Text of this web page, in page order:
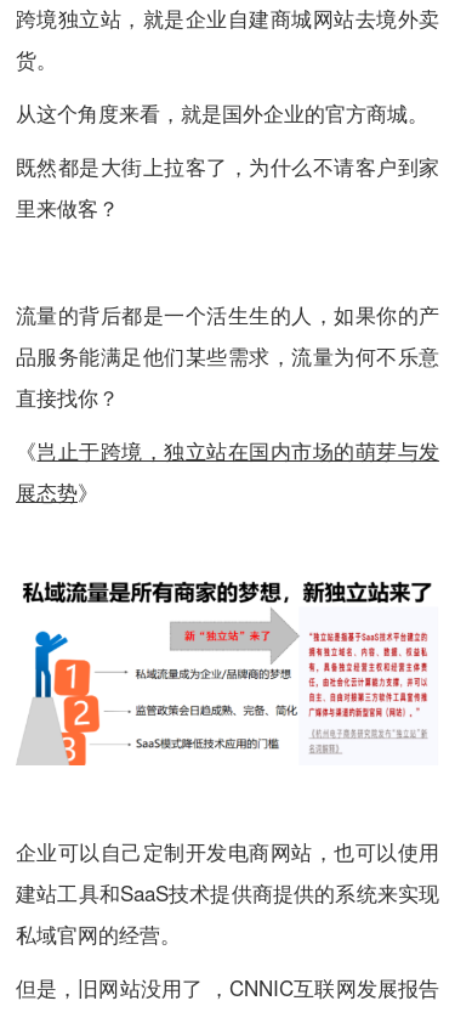
跨境独立站，就是企业自建商城网站去境外卖
货。
从这个角度来看，就是国外企业的官方商城。
既然都是大街上拉客了，为什么不请客户到家
里来做客？
流量的背后都是一个活生生的人，如果你的产
品服务能满足他们某些需求，流量为何不乐意
直接找你？
《岂止于跨境，独立站在国内市场的萌芽与发
展态势》
企业可以自己定制开发电商网站，也可以使用
建站工具和SaaS技术提供商提供的系统来实现
私域官网的经营。
但是，旧网站没用了 ，CNNIC互联网发展报告